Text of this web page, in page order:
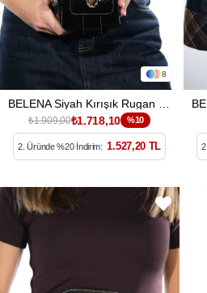
8
₺1.909,00₺1.718,10 %10
2. Üründe %20 İndirim: 1.527,20 TL